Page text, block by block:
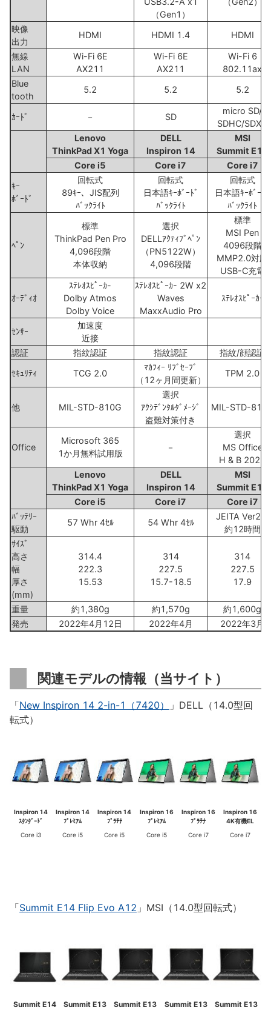
（Gen1）
映像
出力
HDMI HDMI 1.4 HDMI
無線
LAN
Wi-Fi 6E
AX211
Wi-Fi 6E
AX211
Wi-Fi 6
802.11ax
Blue
tooth
5.2 5.2 5.2
ｶｰﾄﾞ － SD
micro SD/
SDHC/SDXC
Lenovo
ThinkPad X1 Yoga
DELL
Inspiron 14
MSI
Summit E14
Core i5
Core i7
Core i7
ｷｰ
ﾎﾞｰﾄﾞ
回転式
89ｷｰ、JIS配列
ﾊﾞｯｸﾗｲﾄ
回転式
日本語ｷｰﾎﾞｰﾄﾞ
ﾊﾞｯｸﾗｲﾄ
回転式
日本語ｷｰﾎﾞｰﾄﾞ
ﾊﾞｯｸﾗｲﾄ
ﾍﾟﾝ
標準
ThinkPad Pen Pro
4,096段階
本体収納
選択
DELLｱｸﾃｨﾌﾞﾍﾟﾝ
（PN5122W）
4,096段階
標準
MSI Pen
4096段階
MMP2.0対応
USB-C充電
ｵｰﾃﾞｨｵ
ｽﾃﾚｵｽﾋﾟｰｶ-
Dolby Atmos
Dolby Voice
ｽﾃﾚｵｽﾋﾟｰｶ- 2W x2
Waves
MaxxAudio Pro
ｽﾃﾚｵｽﾋﾟｰｶｰ
ｾﾝｻｰ
加速度
近接
認証
指紋認証 指紋認証
指紋/顔認証
ｾｷｭﾘﾃｨ
TCG 2.0
ﾏｶﾌｨｰ ﾘﾌﾞｾｰﾌﾞ
（12ヶ月間更新）
TPM 2.0
他 MIL-STD-810G
選択
ｱｸｼﾃﾞﾝﾀﾙﾀﾞﾒｰｼﾞ
盗難対策付き
MIL-STD-
Office
Microsoft 365
1か月無料試用版
－
選択
MS Office
H & B 2021
Lenovo
ThinkPad X1 Yoga
DELL
Inspiron 14
MSI
Summit E14
Core i5
Core i7
Core i7
ﾊﾞｯﾃﾘｰ
駆動
57 Whr 4ｾﾙ 54 Whr 4ｾﾙ
JEITA Ver2.0
約12時間
ｻｲｽﾞ
高さ
幅
厚さ
(mm)
314.4
222.3
15.53
314
227.5
15.7-18.5
314
227.5
17.9
重量 約1,380g 約1,570g
約1,600g
発売
2022年4月12日 2022年4月 2022年3月
関連モデルの情報（当サイト）
「New Inspiron 14 2-in-1（7420）
」DELL（14.0型回
転式）
Inspiron 14
ｽﾀﾝﾀﾞｰﾄﾞ
Core i3
Inspiron 14
ﾌﾟﾚﾐｱﾑ
Core i5
Inspiron 14
ﾌﾟﾗﾁﾅ
Core i5
Inspiron 16
ﾌﾟﾚﾐｱﾑ
Core i5
Inspiron 16
ﾌﾟﾗﾁﾅ
Core i7
Inspiron 16
4K有機EL
Core i7
「Summit E14 Flip Evo A12 」MSI（14.0型回転式）
Summit E14
Summit E13
Summit E13
Summit E13
Summit E13